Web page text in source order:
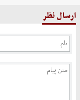
ارسال نظر